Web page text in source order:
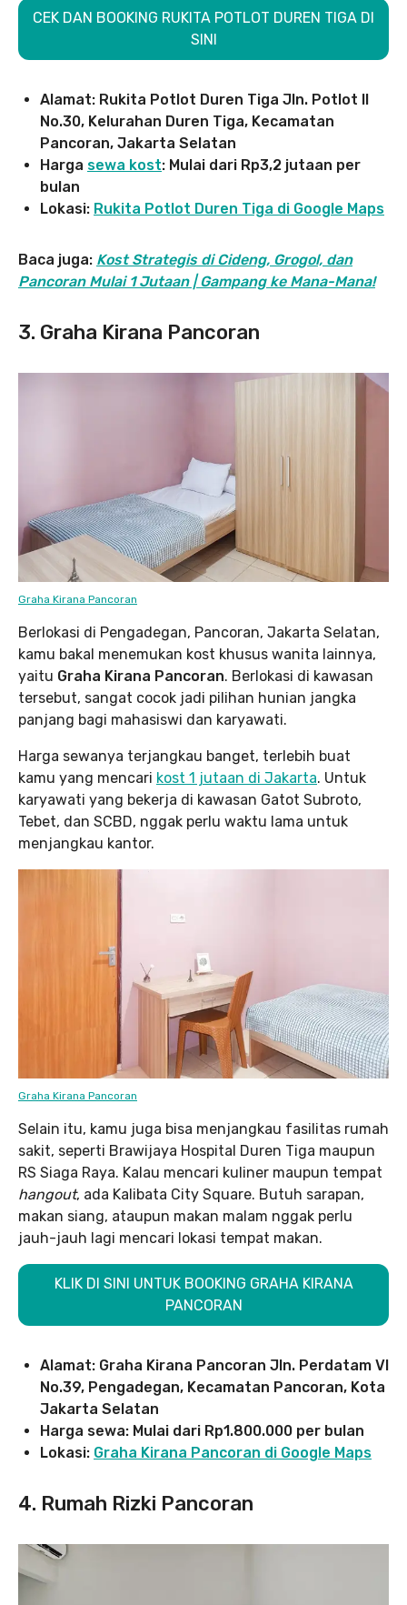
CEK DAN BOOKING RUKITA POTLOT DUREN TIGA DI
SINI
Alamat: Rukita Potlot Duren Tiga Jln. Potlot II
No.30, Kelurahan Duren Tiga, Kecamatan
Pancoran, Jakarta Selatan
Harga sewa kost: Mulai dari Rp3,2 jutaan per
bulan
Lokasi: Rukita Potlot Duren Tiga di Google Maps
Baca juga: Kost Strategis di Cideng, Grogol, dan
Pancoran Mulai 1 Jutaan | Gampang ke Mana-Mana!
3. Graha Kirana Pancoran
Graha Kirana Pancoran
Berlokasi di Pengadegan, Pancoran, Jakarta Selatan,
kamu bakal menemukan kost khusus wanita lainnya,
yaitu Graha Kirana Pancoran. Berlokasi di kawasan
tersebut, sangat cocok jadi pilihan hunian jangka
panjang bagi mahasiswi dan karyawati.
Harga sewanya terjangkau banget, terlebih buat
kamu yang mencari kost 1 jutaan di Jakarta. Untuk
karyawati yang bekerja di kawasan Gatot Subroto,
Tebet, dan SCBD, nggak perlu waktu lama untuk
menjangkau kantor.
Graha Kirana Pancoran
Selain itu, kamu juga bisa menjangkau fasilitas rumah
sakit, seperti Brawijaya Hospital Duren Tiga maupun
RS Siaga Raya. Kalau mencari kuliner maupun tempat
hangout, ada Kalibata City Square. Butuh sarapan,
makan siang, ataupun makan malam nggak perlu
jauh-jauh lagi mencari lokasi tempat makan.
KLIK DI SINI UNTUK BOOKING GRAHA KIRANA
PANCORAN
Alamat: Graha Kirana Pancoran Jln. Perdatam VI
No.39, Pengadegan, Kecamatan Pancoran, Kota
Jakarta Selatan
Harga sewa: Mulai dari Rp1.800.000 per bulan
Lokasi: Graha Kirana Pancoran di Google Maps
4. Rumah Rizki Pancoran